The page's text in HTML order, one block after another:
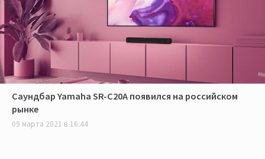
​Саундбар Yamaha SR-C20A появился на российском
рынке
09 марта 2021 в 16:44